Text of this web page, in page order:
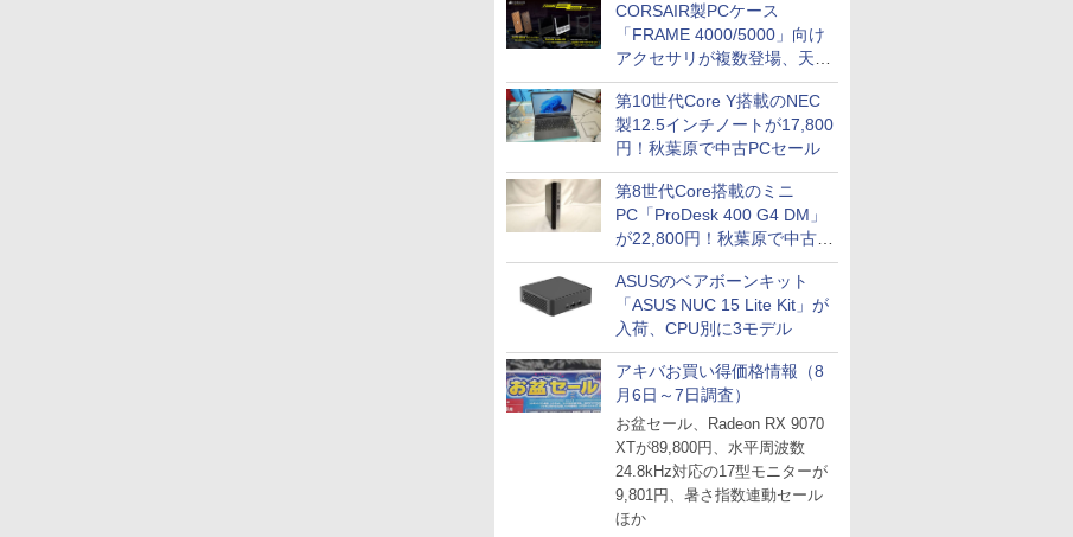
CORSAIR製PCケース
「FRAME 4000/5000」向け
アクセサリが複数登場、天然
木製パネルや背面コネクタ対
応トレイなど
第10世代Core Y搭載のNEC
製12.5インチノートが17,800
円！秋葉原で中古PCセール
第8世代Core搭載のミニ
PC「ProDesk 400 G4 DM」
が22,800円！秋葉原で中古
PCセール
ASUSのベアボーンキット
「ASUS NUC 15 Lite Kit」が
入荷、CPU別に3モデル
アキバお買い得価格情報（8
月6日～7日調査）
お盆セール、Radeon RX 9070
XTが89,800円、水平周波数
24.8kHz対応の17型モニターが
9,801円、暑さ指数連動セール
ほか